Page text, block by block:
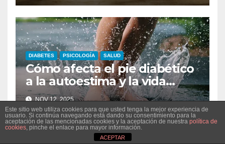
DIABETES PSICOLOGÍA SALUD
Cómo afecta el pie diabético
a la autoestima y la vida
diaria
NOV 12, 2025
Este sitio web utiliza cookies para que usted tenga la mejor experiencia de
usuario. Si continúa navegando está dando su consentimiento para la
aceptación de las mencionadas cookies y la aceptación de nuestra política de
cookies, pinche el enlace para mayor información.
ACEPTAR